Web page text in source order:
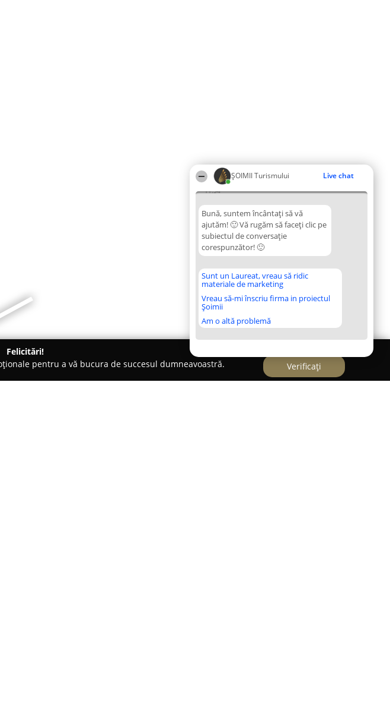
ȘOIMII Turismului Live chat
11:34
Bună, suntem încântați să vă
ajutăm! 🙂 Vă rugăm să faceți clic pe
subiectul de conversație
corespunzător! 🙂
Sunt un Laureat, vreau să ridic
materiale de marketing
Vreau să-mi înscriu firma in proiectul
Șoimii
Am o altă problemă
Felicitări!
pentru a vă bucura de succesul dumneavoastră.
Verificați